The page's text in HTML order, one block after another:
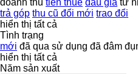
trả góp thu cũ đổi mới trao đổi
hiển thị tất cả
Tình trạng
mới đã qua sử dụng đã đâm
hiển thị tất cả
Năm sản xuất